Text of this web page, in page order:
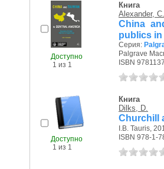
Доступно
1 из 1
Книга
Alexander,
China
publics
Серия:
Palgrave
ISBN
Доступно
1 из 1
Книга
Dilks, D.
Churchill
I.B. Tauris,
ISBN 978-1-